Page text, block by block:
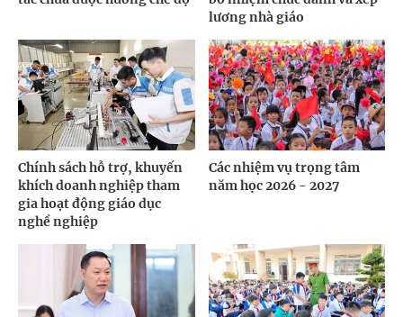
lương nhà giáo
Chính sách hỗ trợ, khuyến
khích doanh nghiệp tham
gia hoạt động giáo dục
nghề nghiệp
Các nhiệm vụ trọng tâm
năm học 2026 - 2027